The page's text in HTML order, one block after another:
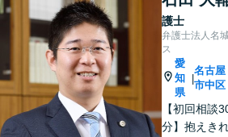
護士
弁護士法人名
ス
愛
知
県
|
名古屋
市中区
【初回相談
分】抱えき